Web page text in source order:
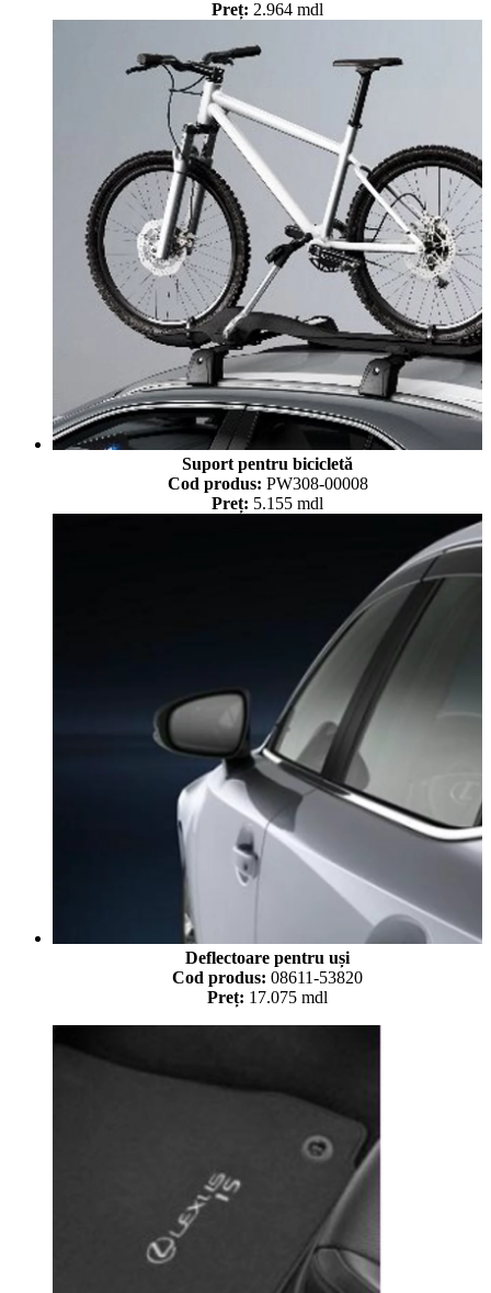
Preț: 2.964 mdl
Suport pentru bicicletă
Cod produs: PW308-00008
Preț: 5.155 mdl
Deflectoare pentru uși
Cod produs: 08611-53820
Preț: 17.075 mdl